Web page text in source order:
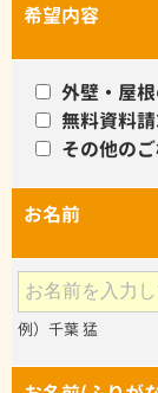
希望内容
外壁・屋
無料資料
その他の
お名前
例）千葉 猛